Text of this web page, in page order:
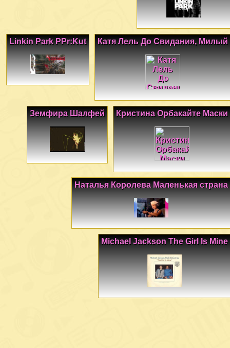
Катя Лель До Свидания, Милый
Linkin Park PPr:Kut
Кристина Орбакайте Маски
Земфира Шалфей
Наталья Королева Маленькая страна
Michael Jackson The Girl Is Mine